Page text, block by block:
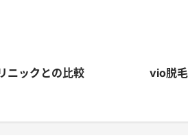
ニックとの比較
vio脱